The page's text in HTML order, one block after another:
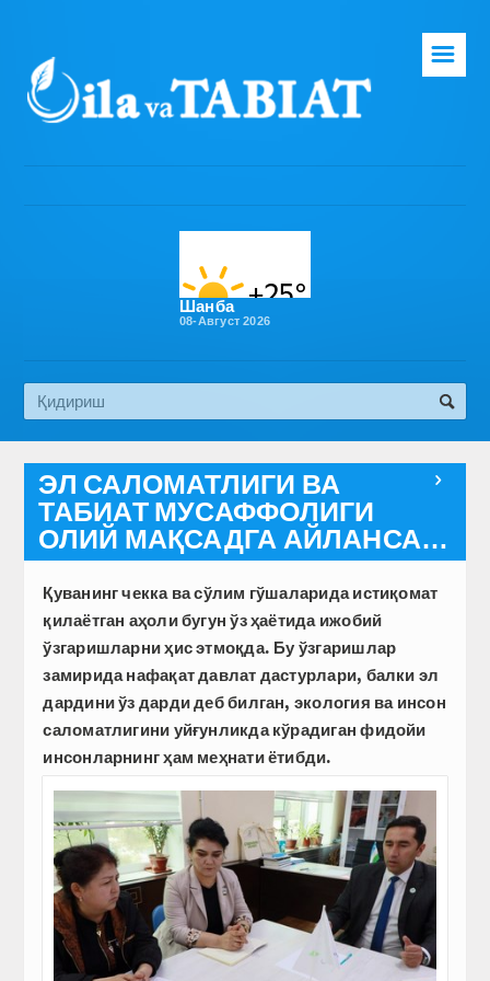
Бош саҳифа
Эко медиа
☰
Шанба
08-Август 2026

ЭЛ САЛОМАТЛИГИ ВА
ТАБИАТ МУСАФФОЛИГИ
ОЛИЙ МАҚСАДГА АЙЛАНСА…
Қуванинг чекка ва сўлим гўшаларида истиқомат
қилаётган аҳоли бугун ўз ҳаётида ижобий
ўзгаришларни ҳис этмоқда. Бу ўзгаришлар
замирида нафақат давлат дастурлари, балки эл
дардини ўз дарди деб билган, экология ва инсон
саломатлигини уйғунликда кўрадиган фидойи
инсонларнинг ҳам меҳнати ётибди.